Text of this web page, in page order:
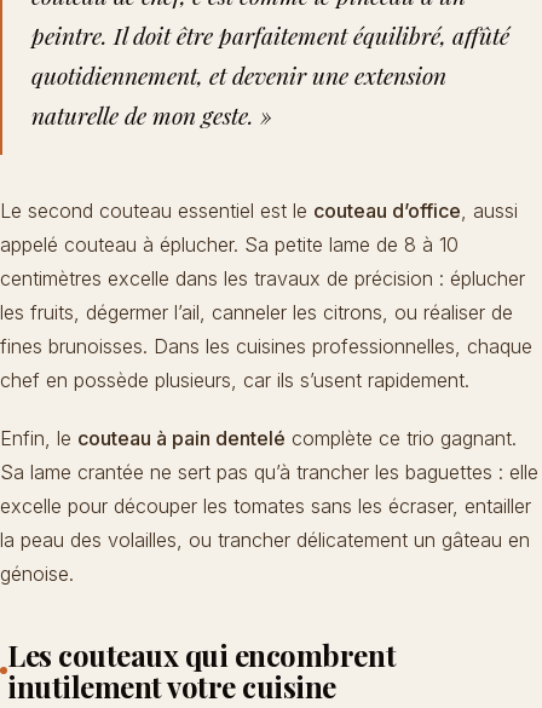
peintre. Il doit être parfaitement équilibré, affûté
quotidiennement, et devenir une extension
naturelle de mon geste. »
Le second couteau essentiel est le couteau d’office, aussi
appelé couteau à éplucher. Sa petite lame de 8 à 10
centimètres excelle dans les travaux de précision : éplucher
les fruits, dégermer l’ail, canneler les citrons, ou réaliser de
fines brunoisses. Dans les cuisines professionnelles, chaque
chef en possède plusieurs, car ils s’usent rapidement.
Enfin, le couteau à pain dentelé complète ce trio gagnant.
Sa lame crantée ne sert pas qu’à trancher les baguettes : elle
excelle pour découper les tomates sans les écraser, entailler
la peau des volailles, ou trancher délicatement un gâteau en
génoise.
Les couteaux qui encombrent
inutilement votre cuisine